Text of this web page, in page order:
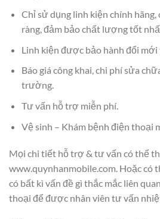
Chỉ sử dụng linh kiện chính
ràng, đảm bảo chất lượng tốt
Linh kiện được bảo hành đổi mới
Báo giá công khai, chi phí sửa
trường.
Tư vấn hỗ trợ miễn phí.
Vệ sinh – Khám bệnh điện thoại
Mọi chi tiết hỗ trợ & tư vấn có thể
www.quynhanmobile.com. Hoặc có
có bất kì vấn đề gì thắc mắc liên
thoại để được nhân viên tư vấn